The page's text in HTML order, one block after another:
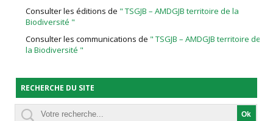
Consulter les éditions de " TSGJB – AMDGJB territoire de la
Biodiversité "
Consulter les communications de " TSGJB – AMDGJB territoire de
la Biodiversité "
RECHERCHE DU SITE